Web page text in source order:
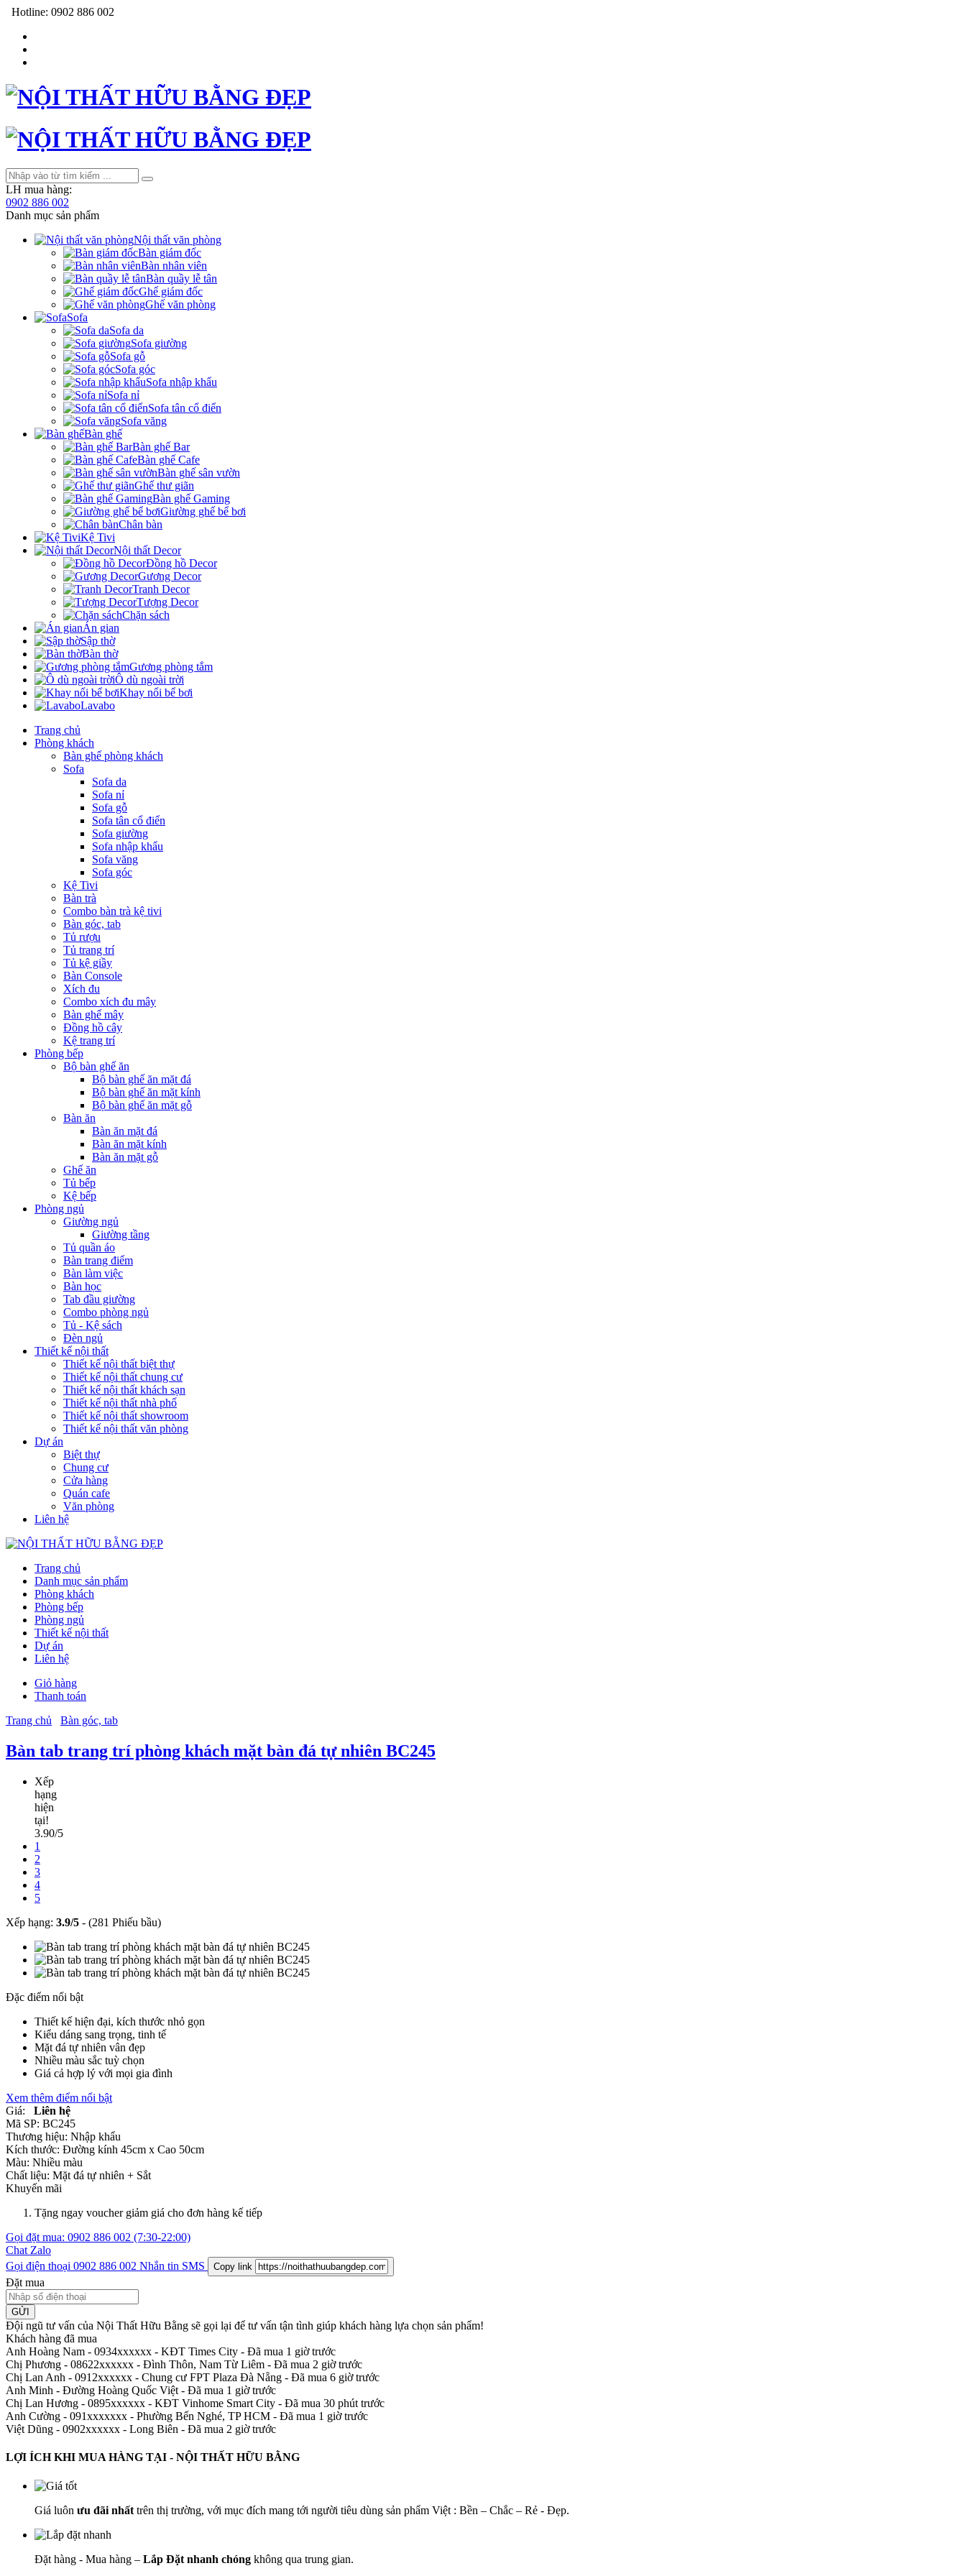
Hotline: 0902 886 002
LH mua hàng:
0902 886 002
Danh mục sản phẩm
Nội thất văn phòng
Bàn giám đốc
Bàn nhân viên
Bàn quầy lễ tân
Ghế giám đốc
Ghế văn phòng
Sofa
Sofa da
Sofa giường
Sofa gỗ
Sofa góc
Sofa nhập khẩu
Sofa nỉ
Sofa tân cổ điển
Sofa văng
Bàn ghế
Bàn ghế Bar
Bàn ghế Cafe
Bàn ghế sân vườn
Ghế thư giãn
Bàn ghế Gaming
Giường ghế bể bơi
Chân bàn
Kệ Tivi
Nội thất Decor
Đồng hồ Decor
Gương Decor
Tranh Decor
Tượng Decor
Chặn sách
Án gian
Sập thờ
Bàn thờ
Gương phòng tắm
Ô dù ngoài trời
Khay nổi bể bơi
Lavabo
Trang chủ
Phòng khách
Bàn ghế phòng khách
Sofa
Sofa da
Sofa nỉ
Sofa gỗ
Sofa tân cổ điển
Sofa giường
Sofa nhập khẩu
Sofa văng
Sofa góc
Kệ Tivi
Bàn trà
Combo bàn trà kệ tivi
Bàn góc, tab
Tủ rượu
Tủ trang trí
Tủ kệ giầy
Bàn Console
Xích đu
Combo xích đu mây
Bàn ghế mây
Đồng hồ cây
Kệ trang trí
Phòng bếp
Bộ bàn ghế ăn
Bộ bàn ghế ăn mặt đá
Bộ bàn ghế ăn mặt kính
Bộ bàn ghế ăn mặt gỗ
Bàn ăn
Bàn ăn mặt đá
Bàn ăn mặt kính
Bàn ăn mặt gỗ
Ghế ăn
Tủ bếp
Kệ bếp
Phòng ngủ
Giường ngủ
Giường tầng
Tủ quần áo
Bàn trang điểm
Bàn làm việc
Bàn học
Tab đầu giường
Combo phòng ngủ
Tủ - Kệ sách
Đèn ngủ
Thiết kế nội thất
Thiết kế nội thất biệt thự
Thiết kế nội thất chung cư
Thiết kế nội thất khách sạn
Thiết kế nội thất nhà phố
Thiết kế nội thất showroom
Thiết kế nội thất văn phòng
Dự án
Biệt thự
Chung cư
Cửa hàng
Quán cafe
Văn phòng
Liên hệ
Trang chủ
Danh mục sản phẩm
Phòng khách
Phòng bếp
Phòng ngủ
Thiết kế nội thất
Dự án
Liên hệ
Giỏ hàng
Thanh toán
Trang chủ
Bàn góc, tab
Bàn tab trang trí phòng khách mặt bàn đá tự nhiên BC245
Xếp
hạng
hiện
tại!
3.90/5
1
2
3
4
5
Xếp hạng: 3.9/5 - (281 Phiếu bầu)
Đặc điểm nổi bật
Thiết kế hiện đại, kích thước nhỏ gọn
Kiểu dáng sang trọng, tinh tế
Mặt đá tự nhiên vân đẹp
Nhiều màu sắc tuỳ chọn
Giá cả hợp lý với mọi gia đình
Xem thêm điểm nổi bật
Giá:
Liên hệ
Mã SP: BC245
Thương hiệu: Nhập khẩu
Kích thước: Đường kính 45cm x Cao 50cm
Màu: Nhiều màu
Chất liệu: Mặt đá tự nhiên + Sắt
Khuyến mãi
Tặng ngay voucher giảm giá cho đơn hàng kế tiếp
Gọi đặt mua: 0902 886 002 (7:30-22:00)
Chat Zalo
Gọi điện thoại 0902 886 002 Nhắn tin SMS Copy link
Đặt mua
GỬI
Đội ngũ tư vấn của Nội Thất Hữu Bằng sẽ gọi lại để tư vấn tận tình giúp khách hàng lựa chọn sản phẩm!
Khách hàng đã mua
Anh Hoàng Nam - 0934xxxxxx - KĐT Times City - Đã mua 1 giờ trước
Chị Phương - 08622xxxxxx - Đình Thôn, Nam Từ Liêm - Đã mua 2 giờ trước
Chị Lan Anh - 0912xxxxxx - Chung cư FPT Plaza Đà Nẵng - Đã mua 6 giờ trước
Anh Minh - Đường Hoàng Quốc Việt - Đã mua 1 giờ trước
Chị Lan Hương - 0895xxxxxx - KĐT Vinhome Smart City - Đã mua 30 phút trước
Anh Cường - 091xxxxxxx - Phường Bến Nghé, TP HCM - Đã mua 1 giờ trước
Việt Dũng - 0902xxxxxx - Long Biên - Đã mua 2 giờ trước
LỢI ÍCH KHI MUA HÀNG TẠI - NỘI THẤT HỮU BẰNG
Giá luôn ưu đãi nhất trên thị trường, với mục đích mang tới người tiêu dùng sản phẩm Việt : Bền – Chắc – Rẻ - Đẹp.
Đặt hàng - Mua hàng – Lắp Đặt nhanh chóng không qua trung gian.